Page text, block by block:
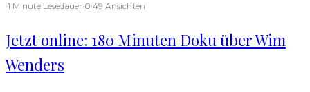
·1 Minute Lesedauer·0·49 Ansichten
Jetzt online: 180 Minuten Doku über Wim
Wenders